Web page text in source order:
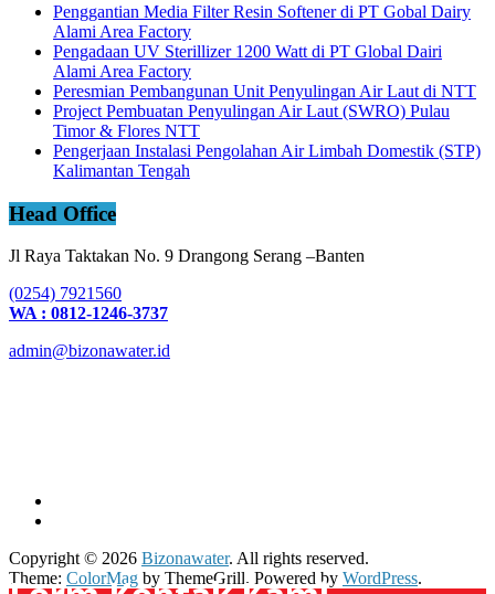
Penggantian Media Filter Resin Softener di PT Gobal Dairy
Alami Area Factory
Pengadaan UV Sterillizer 1200 Watt di PT Global Dairi
Alami Area Factory
Peresmian Pembangunan Unit Penyulingan Air Laut di NTT
Project Pembuatan Penyulingan Air Laut (SWRO) Pulau
Timor & Flores NTT
Pengerjaan Instalasi Pengolahan Air Limbah Domestik (STP)
Kalimantan Tengah
Head Office
Jl Raya Taktakan No. 9 Drangong Serang –Banten
(0254) 7921560
WA : 0812-1246-3737
admin@bizonawater.id
Copyright © 2026 Bizonawater. All rights reserved.
Theme: ColorMag by ThemeGrill. Powered by WordPress.